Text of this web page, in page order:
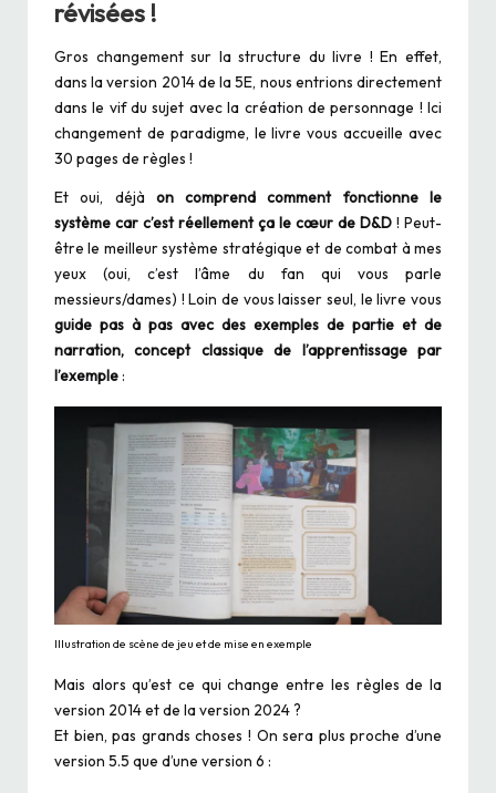
révisées !
Gros changement sur la structure du livre ! En effet,
dans la version 2014 de la 5E, nous entrions directement
dans le vif du sujet avec la création de personnage ! Ici
changement de paradigme, le livre vous accueille avec
30 pages de règles !
Et oui, déjà on comprend comment fonctionne le
système car c’est réellement ça le cœur de D&D ! Peut-
être le meilleur système stratégique et de combat à mes
yeux (oui, c’est l’âme du fan qui vous parle
messieurs/dames) ! Loin de vous laisser seul, le livre vous
guide pas à pas avec des exemples de partie et de
narration, concept classique de l’apprentissage par
l’exemple:
Illustration de scène de jeu et de mise en exemple
Mais alors qu’est ce qui change entre les règles de la
version 2014 et de la version 2024 ?
Et bien, pas grands choses ! On sera plus proche d’une
version 5.5 que d’une version 6 :